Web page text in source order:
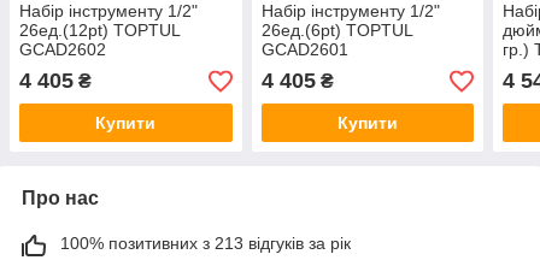
Набір інструменту 1/2"
26ед.(12pt) TOPTUL
GCAD2602
4 405 ₴
Купити
Набір інструменту 1/2"
26ед.(6pt) TOPTUL
GCAD2601
4 405₴
Купити
гр.)
4
Про нас
100% позитивних з 213 відгуків за рік